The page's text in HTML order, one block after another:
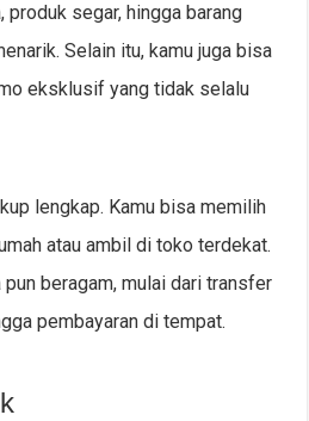
produk segar, hingga barang
Selain itu, kamu juga bisa
eksklusif yang tidak selalu
lengkap. Kamu bisa memilih
atau ambil di toko terdekat.
beragam, mulai dari transfer
pembayaran di tempat.